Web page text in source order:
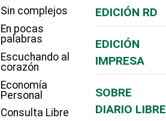
Sin complejos
En pocas
palabras
Escuchando al
corazón
Economía
Personal
Consulta Libre
EDICIÓN RD
EDICIÓN
IMPRESA
SOBRE
DIARIO LIBRE